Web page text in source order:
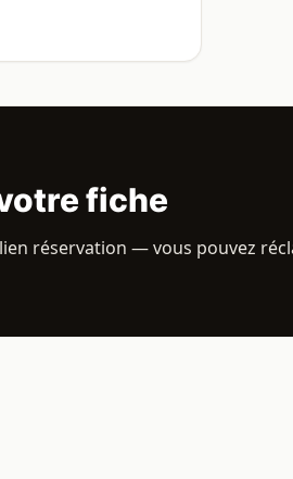
fiche
réservation — vous pouvez